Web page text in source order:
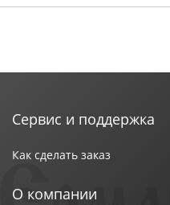
Сервис и поддержка
Как сделать заказ
О компании